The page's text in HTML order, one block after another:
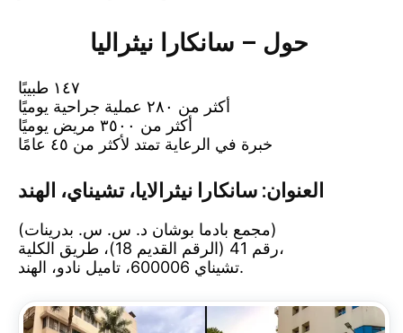
حول – سانكارا نيثراليا
١٤٧ طبيبًا
أكثر من ٢٨٠ عملية جراحية يوميًا
أكثر من ٣٥٠٠ مريض يوميًا
خبرة في الرعاية تمتد لأكثر من ٤٥ عامًا
العنوان: سانكارا نيثرالايا، تشيناي، الهند
(مجمع بادما بوشان د. س. س. بدرينات)
رقم 41 (الرقم القديم 18)، طريق الكلية،
تشيناي 600006، تاميل نادو، الهند.